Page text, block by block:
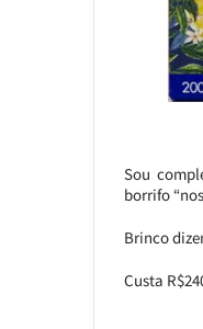
Sou
borrifo
Brinco
Custa